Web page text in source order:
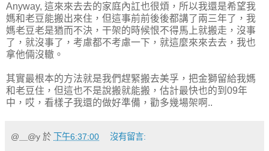
Anyway, 這來來去去的家庭內訌也很煩，所以我還是希望我
媽和老豆能搬出來住，但這事前前後後都講了兩三年了，我
媽老豆老是猶而不決，干架的時候恨不得馬上就搬走，沒事
了，就沒事了，考慮都不考慮一下，就這麼來來去去，我也
拿他倆沒轍。
其實最根本的方法就是我們趕緊搬去美孚，把金獅留給我媽
和老豆住，但這也不是說搬就能搬，估計最快也的到09年
中，哎，看樣子我還的做好準備，勸多幾場架啊..
@＿@y 於 下午6:37:00 沒有留言: